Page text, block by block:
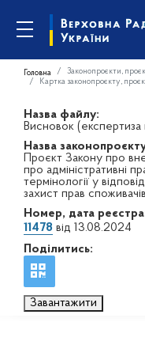
Головна Законопроєкти,
Картка законопроєкту,
Назва файлу:
Висновок (експертиза
Назва
Проєкт Закону про
про адміністративні
термінології у
захист прав
Номер, дата
11478 від 13.08.2024
Поділитись:
Завантажити